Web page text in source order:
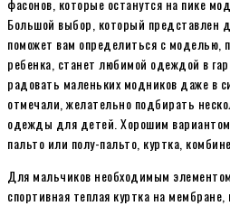
фасонов, которые останутся на пике
Большой выбор, который представлен
поможет вам определиться с моделью,
ребенка, станет любимой одеждой в
радовать маленьких модников даже в
отмечали, желательно подбирать
одежды для детей. Хорошим
пальто или полу-пальто, куртка,
Для мальчиков необходимым
спортивная теплая куртка на